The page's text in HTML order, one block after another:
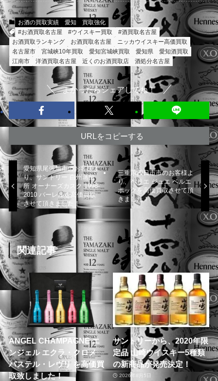
お酒の買取実績 愛知
買取強化
#お酒買取名古屋
#ウイスキー買取
#酒買取名古屋
お酒買取ランキング
お酒買取名古屋
ニッカウイスキー高価買取
名古屋市
宮城峡10年買取 愛知宮城峡買取 愛知県
愛知酒買取
江南市
洋酒買取名古屋 近くのお酒買取店 酒処分名古屋
よかったらシェアしてね！
URLをコピーする
愛知県尾張旭市のお客様よ
り、サントリー 白州蒸留
所 オーナーズカスク 1998-
2010 バーレルを高価買取
させて頂きました！
三重県四日市市のお客様よ
り、ペリエ ジュエ ベルエ
ポックを高価買取させて頂
きました！
関連記事
ANGEL CHAMPAGNE エ
ンジェル エクラ・クロメ
パステル・レヴリ を高価買
取致しました！
サントリーから、2020年限
定品 山崎ウイスキー5種類
の新商品が発売決定！
2026年8月5日